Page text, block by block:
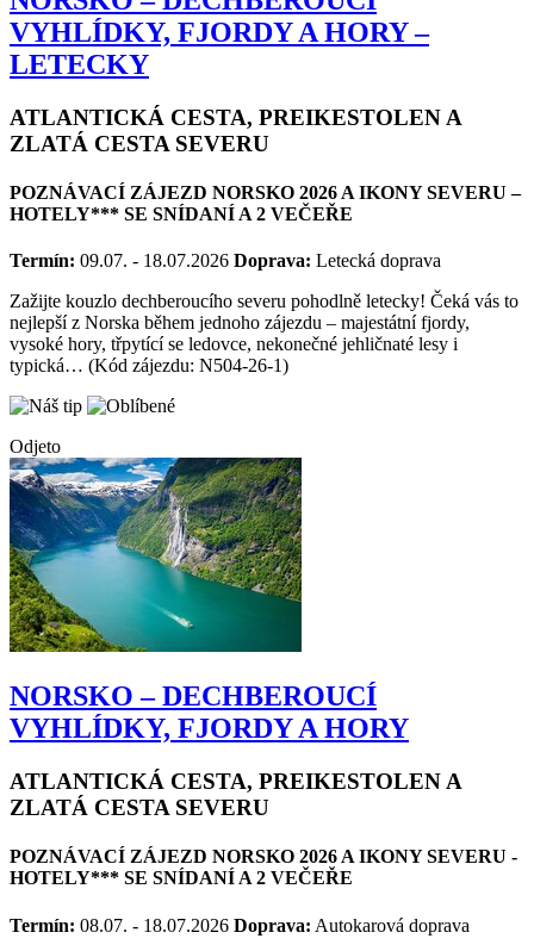
NORSKO – DECHBEROUCÍ
VYHLÍDKY, FJORDY A HORY –
LETECKY
ATLANTICKÁ CESTA, PREIKESTOLEN A
POZNÁVACÍ ZÁJEZD NORSKO 2026 A IKONY SEVERU –
Zažijte kouzlo dechberoucího severu pohodlně letecky! Čeká vás to
nejlepší z Norska během jednoho zájezdu – majestátní fjordy,
vysoké hory, třpytící se ledovce, nekonečné jehličnaté lesy i
Odjeto
NORSKO – DECHBEROUCÍ
VYHLÍDKY, FJORDY A HORY
ATLANTICKÁ CESTA, PREIKESTOLEN A
POZNÁVACÍ ZÁJEZD NORSKO 2026 A IKONY SEVERU -